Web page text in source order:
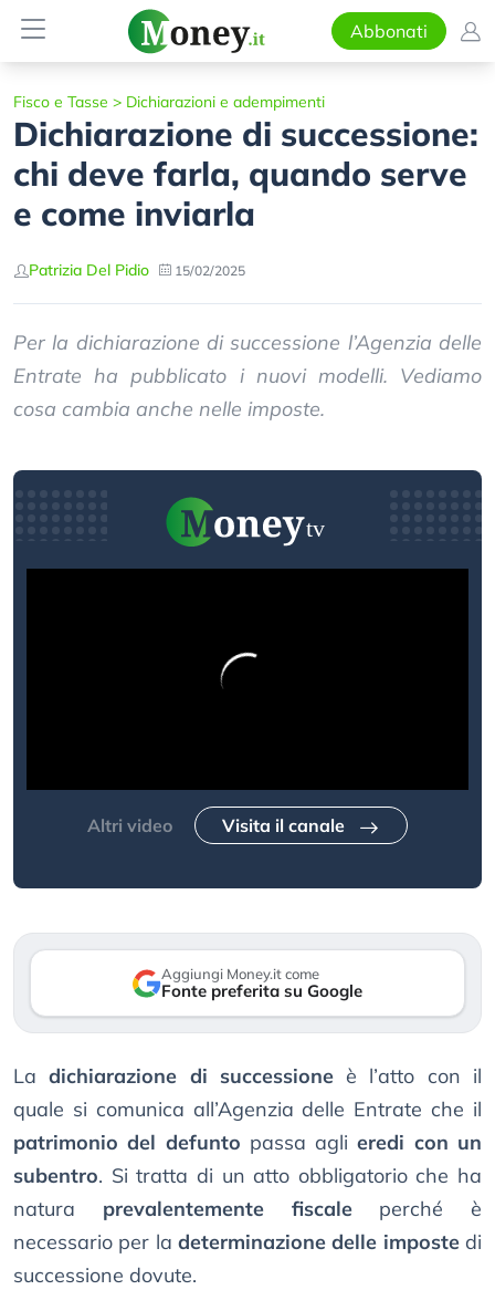
Abbonati
Fisco e Tasse > Dichiarazioni e adempimenti
Dichiarazione di successione:
chi deve farla, quando serve
e come inviarla
Patrizia Del Pidio 15/02/2025
Per la dichiarazione di successione l’Agenzia delle
Entrate ha pubblicato i nuovi modelli. Vediamo
cosa cambia anche nelle imposte.
Altri video Visita il canale
Aggiungi Money.it come
Fonte preferita su Google
Ladichiarazione di successioneè l’atto con il
quale si comunica all’Agenzia delle Entrate che il
patrimonio del defunto passa aglieredi con un
subentro. Si tratta di un atto obbligatorio che ha
natura prevalentemente fiscaleperché è
necessario per la determinazione delle impostedi
successione dovute.